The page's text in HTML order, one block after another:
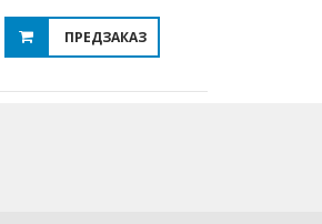
ПРЕДЗАКАЗ